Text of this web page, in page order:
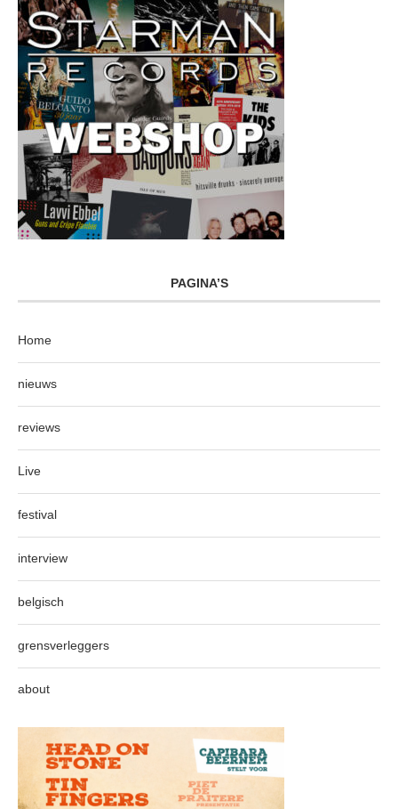
PAGINA’S
Home
nieuws
reviews
Live
festival
interview
belgisch
grensverleggers
about